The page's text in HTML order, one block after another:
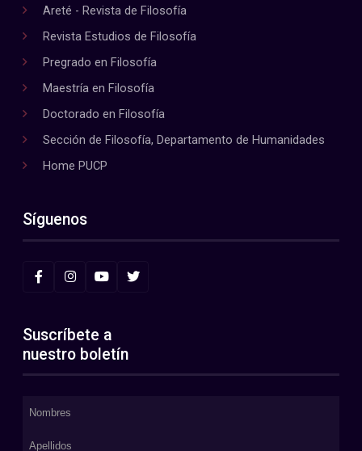
Areté - Revista de Filosofía
Revista Estudios de Filosofía
Pregrado en Filosofía
Maestría en Filosofía
Doctorado en Filosofía
Sección de Filosofía, Departamento de Humanidades
Home PUCP
Síguenos
Suscríbete a
nuestro boletín